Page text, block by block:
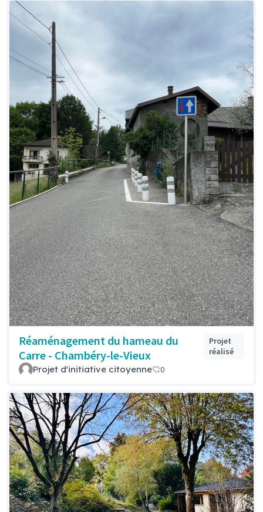
Réaménagement du hameau du
Carre - Chambéry-le-Vieux
Projet
réalisé
Projet d'initiative citoyenne 0